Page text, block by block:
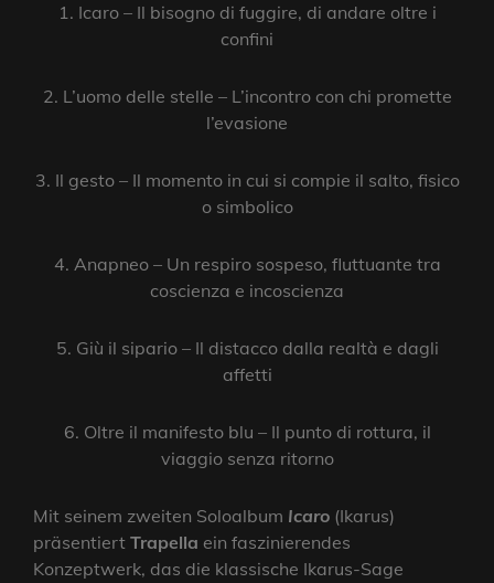
1. Icaro – Il bisogno di fuggire, di andare oltre i
confini
2. L’uomo delle stelle – L’incontro con chi promette
l’evasione
3. Il gesto – Il momento in cui si compie il salto, fisico
o simbolico
4. Anapneo – Un respiro sospeso, fluttuante tra
coscienza e incoscienza
5. Giù il sipario – Il distacco dalla realtà e dagli
affetti
6. Oltre il manifesto blu – Il punto di rottura, il
viaggio senza ritorno
Mit seinem zweiten Soloalbum Icaro (Ikarus)
präsentiert Trapella ein faszinierendes
Konzeptwerk, das die klassische Ikarus-Sage